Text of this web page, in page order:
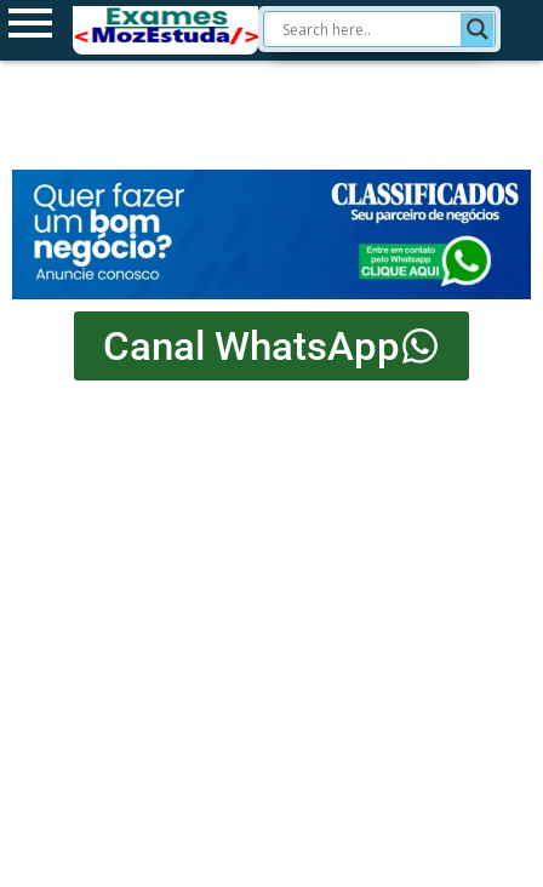
Canal WhatsApp